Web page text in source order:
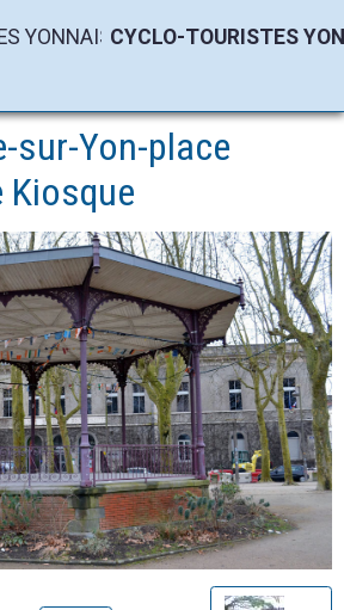
CYCLO-TOURISTES
sur-Yon-place
Kiosque